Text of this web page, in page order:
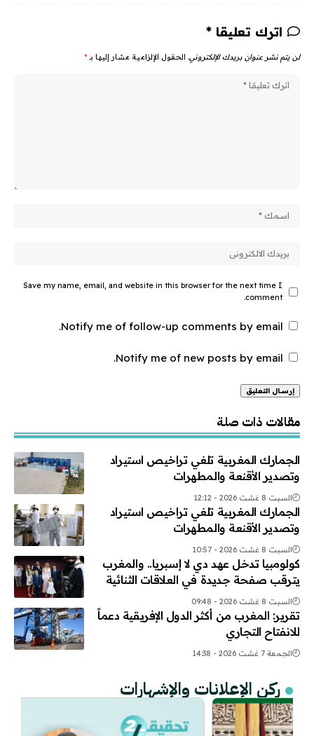
اترك تعليقا *
لن يتم نشر عنوان بريدك الإلكتروني. الحقول الإلزامية مشار إليها بـ *
Save my name, email, and website in this browser for the next time I
comment.
Notify me of follow-up comments by email.
Notify me of new posts by email.
مقالات ذات صلة
الجمارك المغربية تلغي تراخيص استيراد
وتصدير الأقنعة والمطهرات
السبت 8 غشت 2026 - 12:12
الجمارك المغربية تلغي تراخيص استيراد
وتصدير الأقنعة والمطهرات
السبت 8 غشت 2026 - 10:57
كولومبيا تدخل عهد دي لا إسبريا.. والمغرب
يترقب صفحة جديدة في العلاقات الثنائية
السبت 8 غشت 2026 - 09:48
تقرير: المغرب من أكثر الدول الإفريقية دعماً
للانفتاح التجاري
الجمعة 7 غشت 2026 - 14:38
ركن الإعلانات والإشهارات